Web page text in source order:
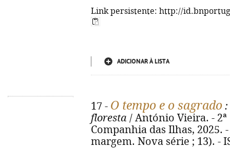
Link persistente: http://
ADICIONAR À LISTA
17 - O tempo e o sagrado :
floresta / António Vieira. - 2ª
Companhia das Ilhas, 2025.
margem. Nova série ; 13). -